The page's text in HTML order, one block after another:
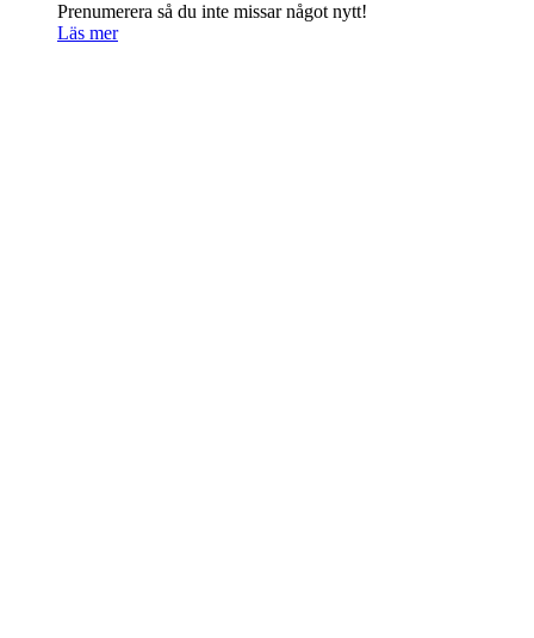
Prenumerera så du inte missar något nytt!
Läs mer